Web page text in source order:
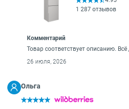
1 287 отзывов
Комментарий
Товар соответствует описанию.
26 июля, 2026
Ольга